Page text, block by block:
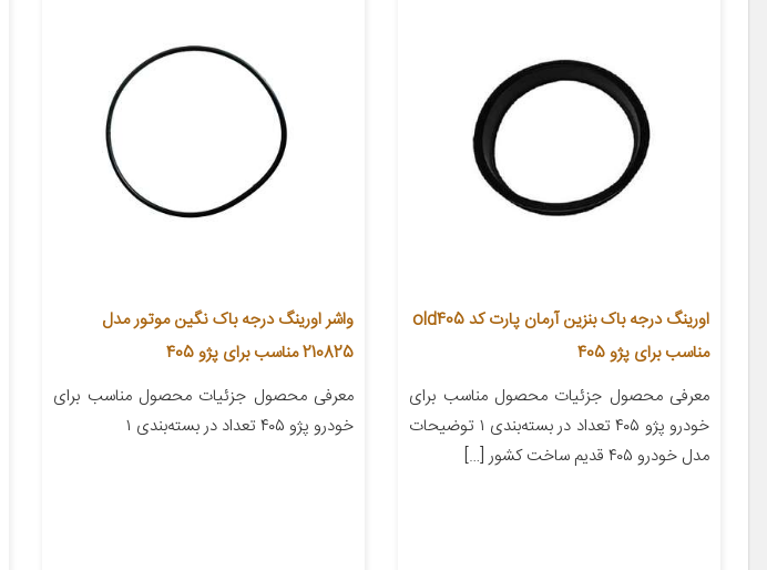
اورینگ درجه باک بنزین آرمان پارت کد old405
مناسب برای پژو 405
معرفی محصول جزئیات محصول مناسب برای
خودرو پژو ۴۰۵ تعداد در بسته‌بندی ۱ توضیحات
مدل خودرو ۴۰۵ قدیم ساخت کشور […]
واشر اورینگ درجه باک نگین موتور مدل
210825 مناسب برای پژو 405
معرفی محصول جزئیات محصول مناسب برای
خودرو پژو ۴۰۵ تعداد در بسته‌بندی ۱